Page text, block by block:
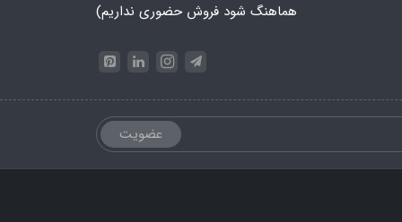
هماهنگ شود فروش حضوری نداریم)
عضویت